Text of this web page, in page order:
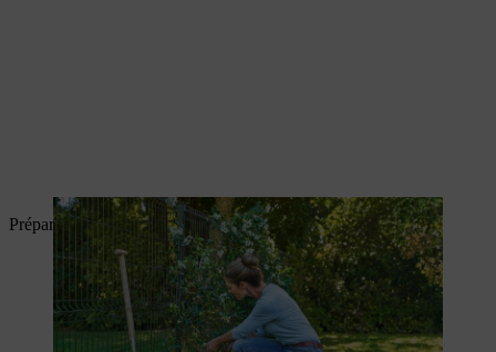
Préparez la plante à vrilles et le trou à l’avance.